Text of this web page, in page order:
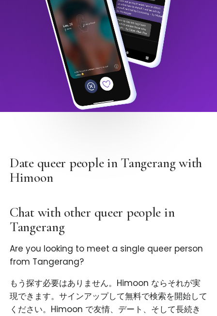
Date queer people in Tangerang with
Himoon
Chat with other queer people in
Tangerang
Are you looking to meet a single queer person
from Tangerang?
もう探す必要はありません。Himoon ならそれが実
現できます。サインアップして無料で検索を開始して
ください。Himoon で友情、デート、そして長続き